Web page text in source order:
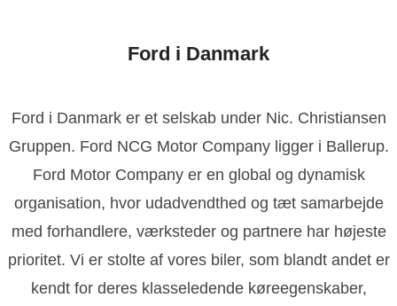
Ford i Danmark
Ford i Danmark er et selskab under Nic. Christiansen
Gruppen. Ford NCG Motor Company ligger i Ballerup.
Ford Motor Company er en global og dynamisk
organisation, hvor udadvendthed og tæt samarbejde
med forhandlere, værksteder og partnere har højeste
prioritet. Vi er stolte af vores biler, som blandt andet er
kendt for deres klasseledende køreegenskaber,